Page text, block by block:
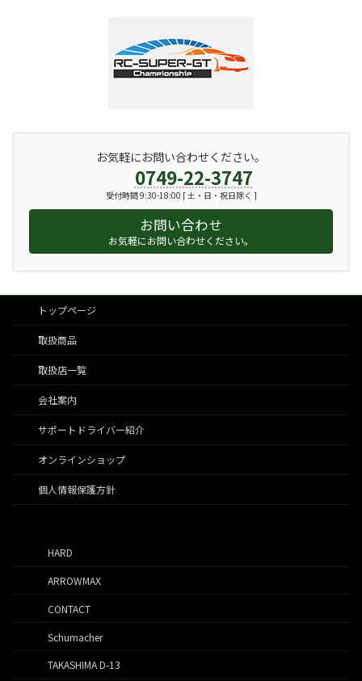
お気軽にお問い合わせください。
0749-22-3747
受付時間 9:30-18:00 [ 土・日・祝日除く ]
お問い合わせ
お気軽にお問い合わせください。
トップページ
取扱商品
取扱店一覧
会社案内
サポートドライバー紹介
オンラインショップ
個人情報保護方針
HARD
ARROWMAX
CONTACT
Schumacher
TAKASHIMA D-13